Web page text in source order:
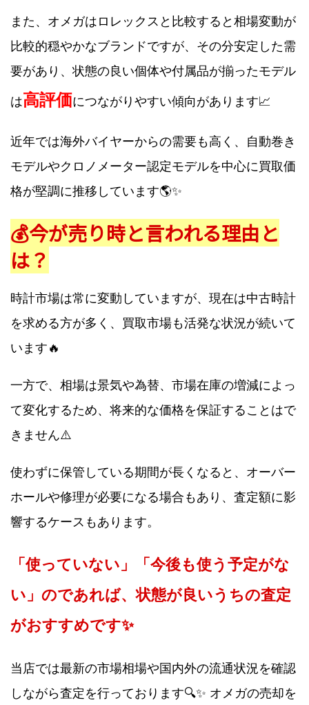
また、オメガはロレックスと比較すると相場変動が
比較的穏やかなブランドですが、その分安定した需
要があり、状態の良い個体や付属品が揃ったモデル
は高評価につながりやすい傾向があります📈
近年では海外バイヤーからの需要も高く、自動巻き
モデルやクロノメーター認定モデルを中心に買取価
格が堅調に推移しています🌎✨
💰今が売り時と言われる理由と
は？
時計市場は常に変動していますが、現在は中古時計
を求める方が多く、買取市場も活発な状況が続いて
います🔥
一方で、相場は景気や為替、市場在庫の増減によっ
て変化するため、将来的な価格を保証することはで
きません⚠️
使わずに保管している期間が長くなると、オーバー
ホールや修理が必要になる場合もあり、査定額に影
響するケースもあります。
「使っていない」「今後も使う予定がな
い」のであれば、状態が良いうちの査定
がおすすめです✨
当店では最新の市場相場や国内外の流通状況を確認
しながら査定を行っております🔍✨ オメガの売却を